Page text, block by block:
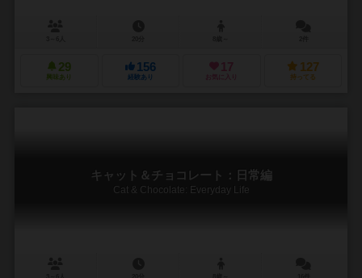
29
興味あり
156
経験あり
17
お気に入り
127
持ってる
キャット＆チョコレート：日常編
Cat & Chocolate: Everyday Life